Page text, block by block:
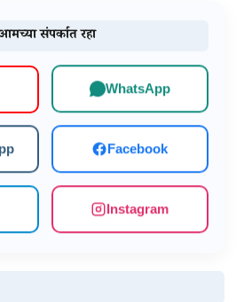
संपर्कात रहा
WhatsApp
Facebook
Instagram